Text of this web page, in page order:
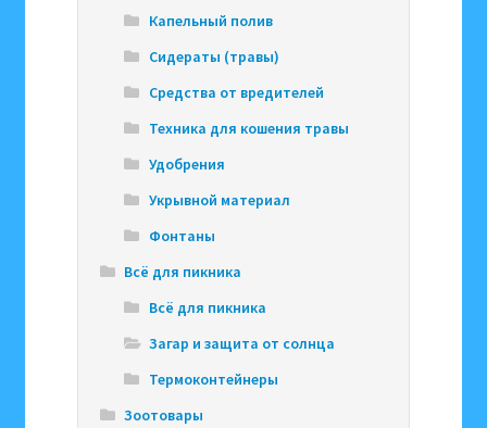
Капельный полив
Сидераты (травы)
Средства от вредителей
Техника для кошения травы
Удобрения
Укрывной материал
Фонтаны
Всё для пикника
Всё для пикника
Загар и защита от солнца
Термоконтейнеры
Зоотовары